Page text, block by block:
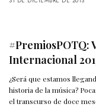
#PremiosPOTQ:
Internacional
¿Será que estamos
historia de la música?
el transcurso de doce